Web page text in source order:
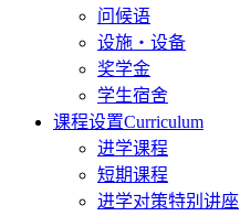
问候语
设施・设备
奖学金
学生宿舍
课程设置Curriculum
进学课程
短期课程
进学对策特别讲座